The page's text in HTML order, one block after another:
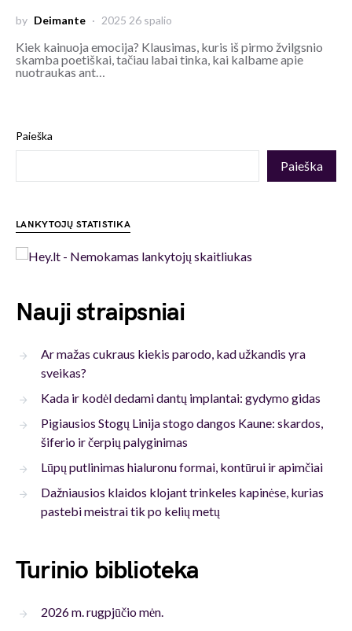
by Deimante 2025 26 spalio
Kiek kainuoja emocija? Klausimas, kuris iš pirmo žvilgsnio
skamba poetiškai, tačiau labai tinka, kai kalbame apie
nuotraukas ant…
Paieška
Paieška
LANKYTOJŲ STATISTIKA
Nauji straipsniai
Ar mažas cukraus kiekis parodo, kad užkandis yra
sveikas?
Kada ir kodėl dedami dantų implantai: gydymo gidas
Pigiausios Stogų Linija stogo dangos Kaune: skardos,
šiferio ir čerpių palyginimas
Lūpų putlinimas hialuronu formai, kontūrui ir apimčiai
Dažniausios klaidos klojant trinkeles kapinėse, kurias
pastebi meistrai tik po kelių metų
Turinio biblioteka
2026 m. rugpjūčio mėn.